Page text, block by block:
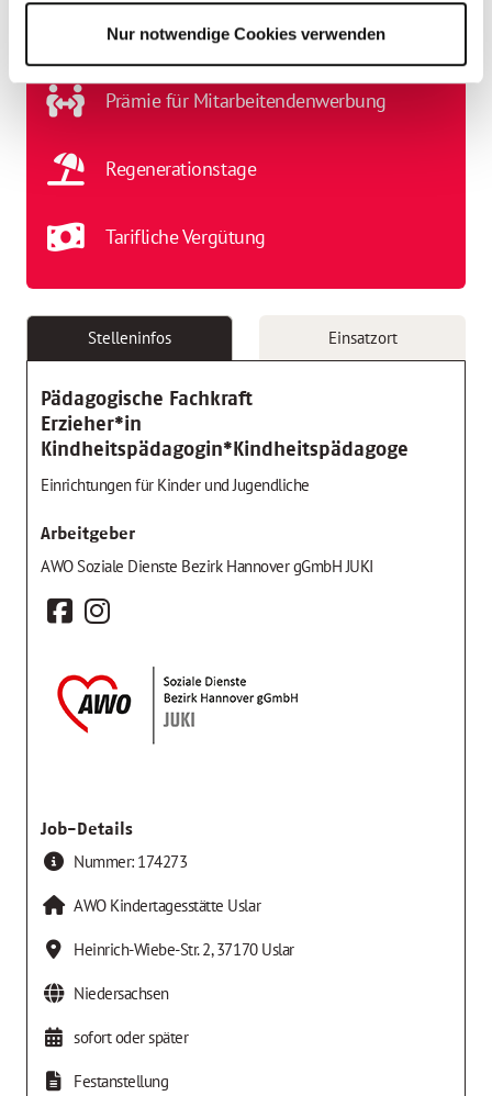
Nur notwendige Cookies verwenden
Moderner, zukunftsorientierter Arbeitsplatz
Prämie für Mitarbeitendenwerbung
Regenerationstage
Tarifliche Vergütung
Stelleninfos Einsatzort
Pädagogische Fachkraft
Erzieher*in
Kindheitspädagogin*Kindheitspädagoge
Einrichtungen für Kinder und Jugendliche
Arbeitgeber
AWO Soziale Dienste Bezirk Hannover gGmbH JUKI
Job-Details
Nummer: 174273
AWO Kindertagesstätte Uslar
Heinrich-Wiebe-Str. 2,37170 Uslar
Niedersachsen
sofort oder später
Festanstellung